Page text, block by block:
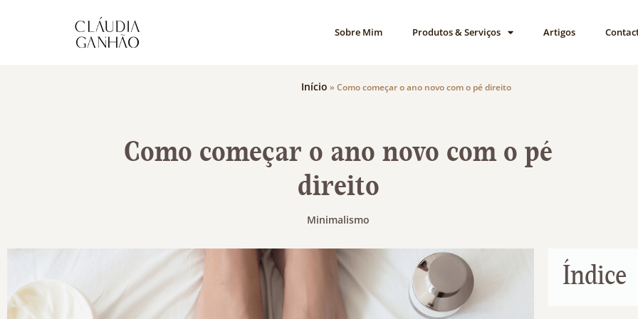
Sobre Mim Produtos & Serviços Artigos
Início » Como começar o ano novo com o pé direito
Como começar o ano novo com o pé
direito
Minimalismo
Índice